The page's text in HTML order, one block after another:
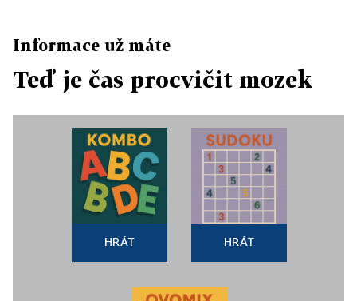
Informace už máte
Teď je čas procvičit mozek
HRÁT HRÁT